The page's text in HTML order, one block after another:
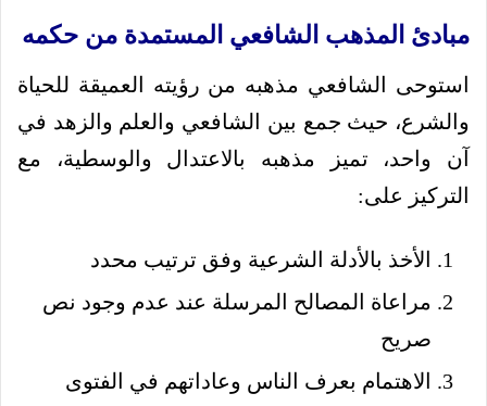
مبادئ المذهب الشافعي المستمدة من حكمه
استوحى الشافعي مذهبه من رؤيته العميقة للحياة
والشرع، حيث جمع بين الشافعي والعلم والزهد في
آن واحد، تميز مذهبه بالاعتدال والوسطية، مع
التركيز على:
الأخذ بالأدلة الشرعية وفق ترتيب محدد
مراعاة المصالح المرسلة عند عدم وجود نص
صريح
الاهتمام بعرف الناس وعاداتهم في الفتوى